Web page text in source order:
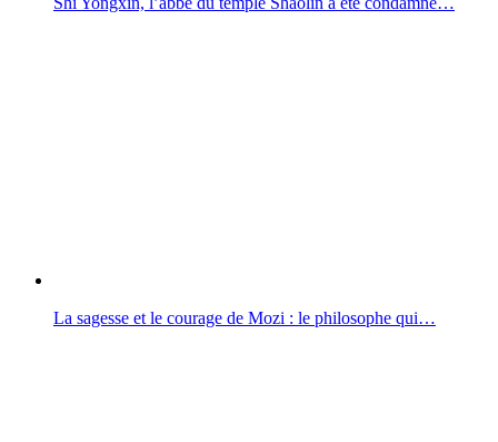
La sagesse et le courage de Mozi : le philosophe qui…